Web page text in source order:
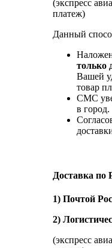
(экспресс
платеж)
Данный
только
Вашей
товар
СМС
в город.
Доставка по
1) Почтой
2)
(экспресс